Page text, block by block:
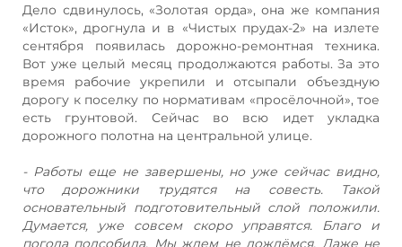
Дело сдвинулось, «Золотая орда», она же компания
«Исток», дрогнула и в «Чистых прудах-2» на излете
сентября появилась дорожно-ремонтная техника.
Вот уже целый месяц продолжаются работы. За это
время рабочие укрепили и отсыпали объездную
дорогу к поселку по нормативам «просёлочной», тое
есть грунтовой. Сейчас во всю идет укладка
дорожного полотна на центральной улице.
- Работы еще не завершены, но уже сейчас видно,
что дорожники трудятся на совесть. Такой
основательный подготовительный слой положили.
Думается, уже совсем скоро управятся. Благо и
погода подсобила. Мы ждем не дождёмся. Даже не